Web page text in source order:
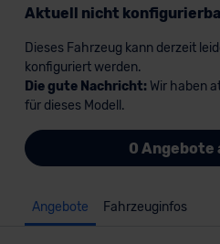
Aktuell nicht
Dieses Fahrzeug kann derzeit
konfiguriert werden.
Die gute Nachricht: Wir haben
für dieses Modell.
0 Angebote
Angebote Fahrzeuginfos